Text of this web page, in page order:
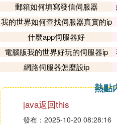
安裝界面的第一步選擇需
多數酒管軟體一樣會提示
們選擇簡體中文.
西軟酒店管理系統軟體客
在電腦中安裝FOXHIS系
程中關閉其他的應用程序
可協議，可以大概的瀏覽
協議，進入用信息添加頁
息。
郵箱如何填寫發信伺服器
我的世界如何查找伺服器真實的ip
什麼app伺服器好
電腦版我的世界好玩的伺服器ip
網路伺服器怎麼設ip
熱點
java返回this
發布：2025-10-20 08:28:16